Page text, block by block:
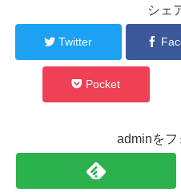
シェ
Twitter
Pocket
adminをフ